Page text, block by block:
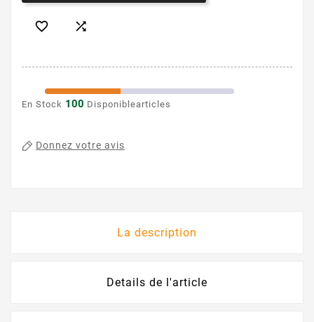
 
En Stock 100 Disponiblearticles
Donnez votre avis
La description
Details de l'article